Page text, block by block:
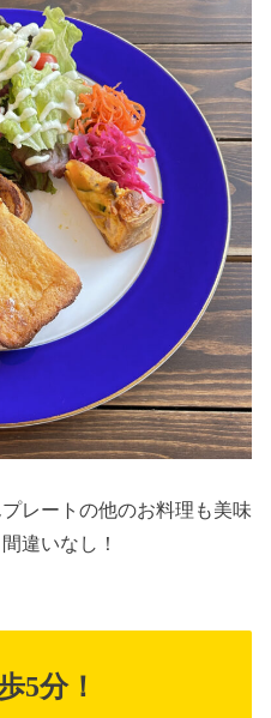
レートの他のお料理も美味
違いなし！
5分！